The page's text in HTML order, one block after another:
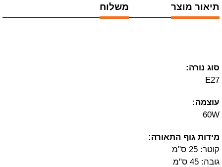
תיאור מוצר משלוח
סוג נורה:
E27
עוצמה:
60W
מידות גוף התאורה:
קוטר: 25 ס"מ
גובה: 45 ס"מ